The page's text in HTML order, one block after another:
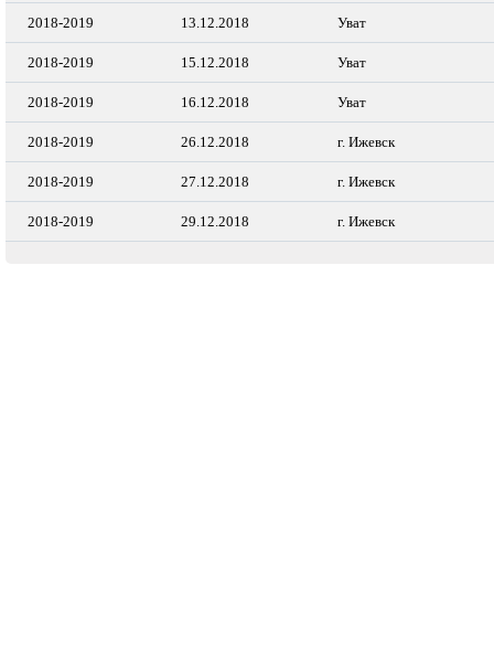
2018-2019 13.12.2018 Уват
2018-2019 15.12.2018 Уват
2018-2019 16.12.2018 Уват
2018-2019 26.12.2018 г. Ижевск
2018-2019 27.12.2018 г. Ижевск
2018-2019 29.12.2018 г. Ижевск